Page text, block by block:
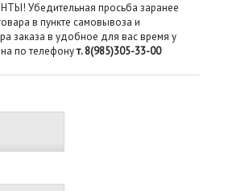
Убедительная просьба заранее
в пункте самовывоза и
заказа в удобное для вас время у
по телефонут. 8(985)305-33-00